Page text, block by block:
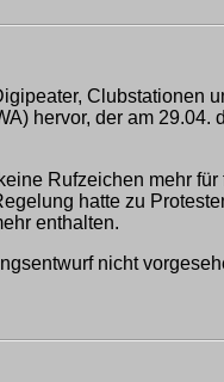
Clubstationen
hervor, der am
Rufzeichen mehr
hatte zu
enthalten.
nicht